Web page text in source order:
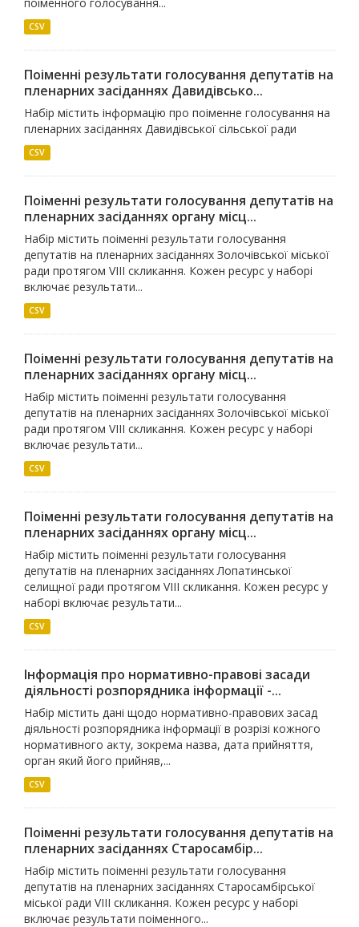
CSV
Поіменні результати голосування депутатів на
пленарних засіданнях Давидівсько...
Набір містить інформацію про поіменне голосування на
пленарних засіданнях Давидівської сільської ради
CSV
Поіменні результати голосування депутатів на
пленарних засіданнях органу місц...
Набір містить поіменні результати голосування
депутатів на пленарних засіданнях Золочівської міської
ради протягом VIII скликання. Кожен ресурс у наборі
включає результати...
CSV
Поіменні результати голосування депутатів на
пленарних засіданнях органу місц...
Набір містить поіменні результати голосування
депутатів на пленарних засіданнях Золочівської міської
ради протягом VIII скликання. Кожен ресурс у наборі
включає результати...
CSV
Поіменні результати голосування депутатів на
пленарних засіданнях органу місц...
Набір містить поіменні результати голосування
депутатів на пленарних засіданнях Лопатинської
селищної ради протягом VIIІ скликання. Кожен ресурс у
наборі включає результати...
CSV
Інформація про нормативно-правові засади
діяльності розпорядника інформації -...
Набір містить дані щодо нормативно-правових засад
діяльності розпорядника інформації в розрізі кожного
нормативного акту, зокрема назва, дата прийняття,
орган який його прийняв,...
CSV
Поіменні результати голосування депутатів на
пленарних засіданнях Старосамбір...
Набір містить поіменні результати голосування
депутатів на пленарних засіданнях Старосамбірської
міської ради VIIІ скликання. Кожен ресурс у наборі
включає результати поіменного...